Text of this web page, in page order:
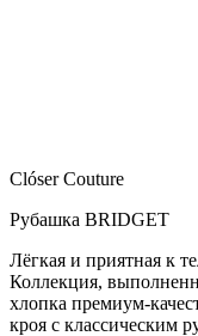
Clóser Couture
Рубашка BRIDGET
Лёгкая и приятная к
Коллекция,
хлопка премиум-
кроя с классическим